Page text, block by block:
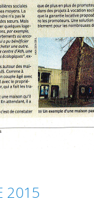
2015